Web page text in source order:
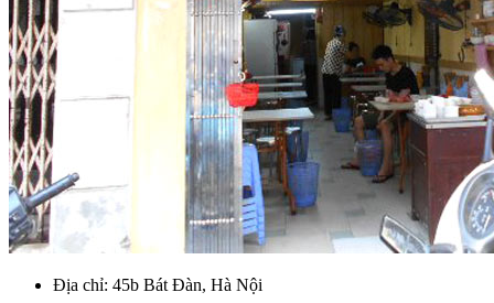
Địa chỉ: 45b Bát Đàn, Hà Nội